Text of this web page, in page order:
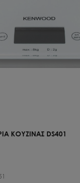
ΚΟΥΖΙΝΑΣ DS401